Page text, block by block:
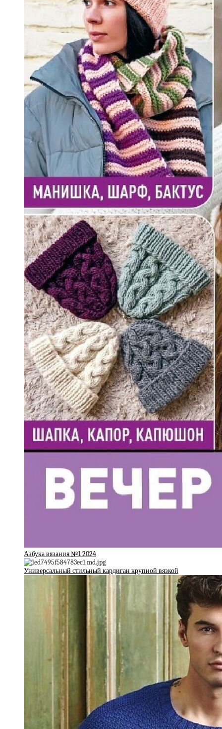
Азбука вязания №1 2024
Универсальный стильный кардиган крупной вязкой